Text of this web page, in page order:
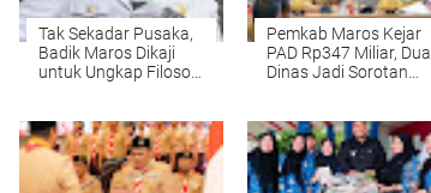
Tak Sekadar Pusaka,
Badik Maros Dikaji
untuk Ungkap Filosofi
Pemkab Maros Kejar
PAD Rp347 Miliar, Dua
Dinas Jadi Sorotan